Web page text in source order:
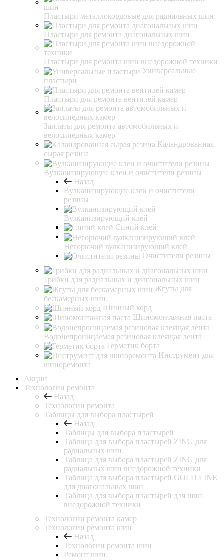
Пластыри металлокордовые для радиальных шин
Пластыри для ремонта диагональных шин
Пластыри для ремонта шин внедорожной техники
Универсальные
пластыри
Пластыри для ремонта вентилей камер
Заплаты для ремонта автомобильных и
велосипедных камер
Каландрованная
сырая резина
Вулканизирующие клеи и очистители резины
Назад
Вулканизирующие клеи и очистители
резины
Вулканизирующий клей
Синий клей
Негорючий вулканизирующий клей
Очистители резины
Грибки для радиальных и диагональных шин
Жгуты для
бескамерных шин
Шинный корд
Шиномонтажная паста
Водонепроницаемая резиновая клеящая лента
Герметик борта
Инструмент для
шиноремонта
Акции
Технологии ремонта
Назад
Технологии ремонта
Таблицы для выбора пластырей
Назад
Таблицы для выбора пластырей
Таблица для выбора пластырей ZING для
радиальных шин
Таблица для выбора пластырей ZING для
радиальных шин внедорожной техники
Таблица для выбора пластырей GOLD LINE
для диагональных шин
Таблица для выбора пластырей для шин
внедорожной техники
Технологии ремонта камер
Технологии ремонта шин
Назад
Технологии ремонта шин
Ремонт шин